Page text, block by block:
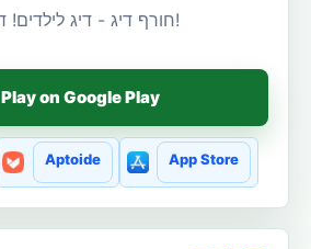
חורף דיג - דיג לילדים! דייג! הגיע הזמן לדוג!
Play on Google Play
Aptoide App Store